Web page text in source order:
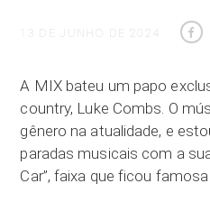
13 DE JUNHO DE 2024
A MIX bateu um papo
country, Luke Combs. O
gênero na atualidade, e
paradas musicais com a
Car”, faixa que ficou